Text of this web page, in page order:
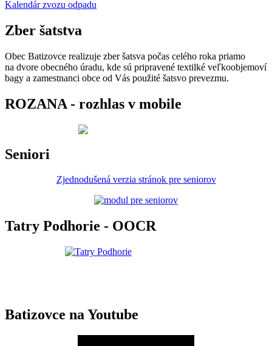
Kalendár zvozu odpadu
Zber šatstva
Obec Batizovce realizuje zber šatsva počas celého roka priamo
na dvore obecného úradu, kde sú pripravené textilké veľkoobjemoví
bagy a zamestnanci obce od Vás použité šatsvo prevezmu.
ROZANA - rozhlas v mobile
Seniori
Zjednodušená verzia stránok pre seniorov
Tatry Podhorie - OOCR
Batizovce na Youtube